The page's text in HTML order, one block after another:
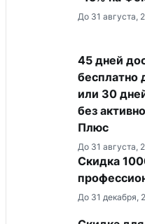
До 31 августа,
45 дней
бесплатно
или 30
без
Плюс
До 31 августа,
Скидка
До 31 декабря,